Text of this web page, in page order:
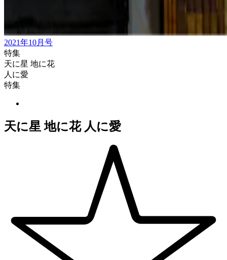
2021年10月号
特集
天に星 地に花
人に愛
特集
天に星 地に花 人に愛